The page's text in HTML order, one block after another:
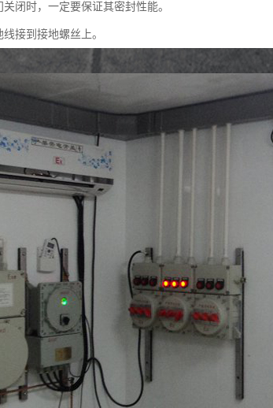
闭时，一定要保证其密封性能。
接到接地螺丝上。